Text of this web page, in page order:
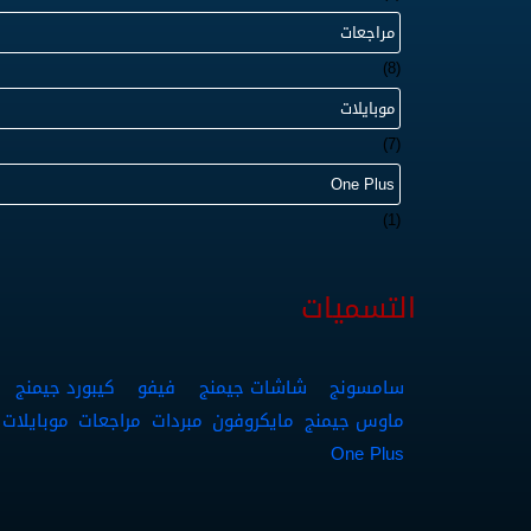
الكوكيز وإعدادات الشبكة:
إن شركةGoogleتستخدم تقنية
سجل خاص للمستخدم تسجل فيه
زيارتها، وبهذه الخطوة فإننا نعرف
نضيف إلى ذلك أن بعض الشركات التي
الشبكة الخاصة بموقعنا وبكم ، ومن
الإعلاني Google AdSense
وهي
مراجعات
(8)
موبايلات
(7)
One Plus
(1)
التسميات
سامسونج شاشات جيمنج فيفو
كيبورد جيمنج
ماوس جيمنج مايكروفون مبردات مراجعات موبايلات
One Plus